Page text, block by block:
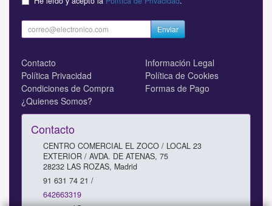
Enviar
Contacto
Información Legal
Política Privacidad
Política de Cookies
Condiciones de Compra
Formas de Pago
¿Quienes Somos?
Contacto
CENTRO COMERCIAL EL ZOCO / LOCAL 23
EXTERIOR / AVDA. DE ATENAS, 75
28232 LAS ROZAS, Madrid
91 631 74 21 /
642663319